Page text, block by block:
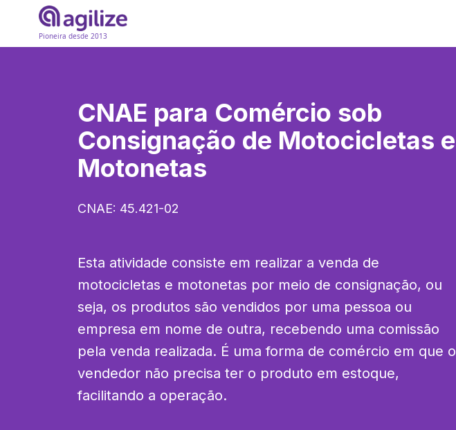
Pioneira desde 2013
CNAE para Comércio sob
Consignação de Motocicletas e
Motonetas
CNAE: 45.421-02
Esta atividade consiste em realizar a venda de
motocicletas e motonetas por meio de consignação, ou
seja, os produtos são vendidos por uma pessoa ou
empresa em nome de outra, recebendo uma comissão
pela venda realizada. É uma forma de comércio em que o
vendedor não precisa ter o produto em estoque,
facilitando a operação.